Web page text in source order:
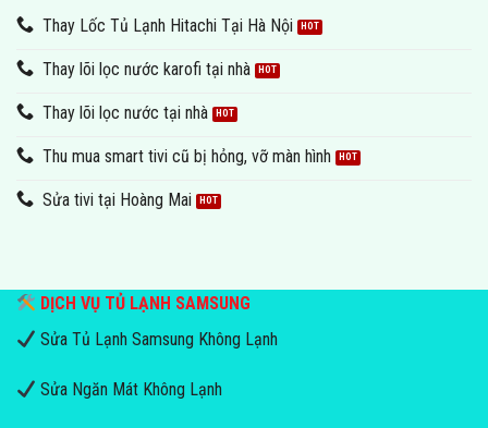
Thay Lốc Tủ Lạnh Hitachi Tại Hà Nội
Thay lõi lọc nước karofi tại nhà
Thay lõi lọc nước tại nhà
Thu mua smart tivi cũ bị hỏng, vỡ màn hình
Sửa tivi tại Hoàng Mai
DỊCH VỤ TỦ LẠNH SAMSUNG
Sửa Tủ Lạnh Samsung Không Lạnh
Sửa Ngăn Mát Không Lạnh